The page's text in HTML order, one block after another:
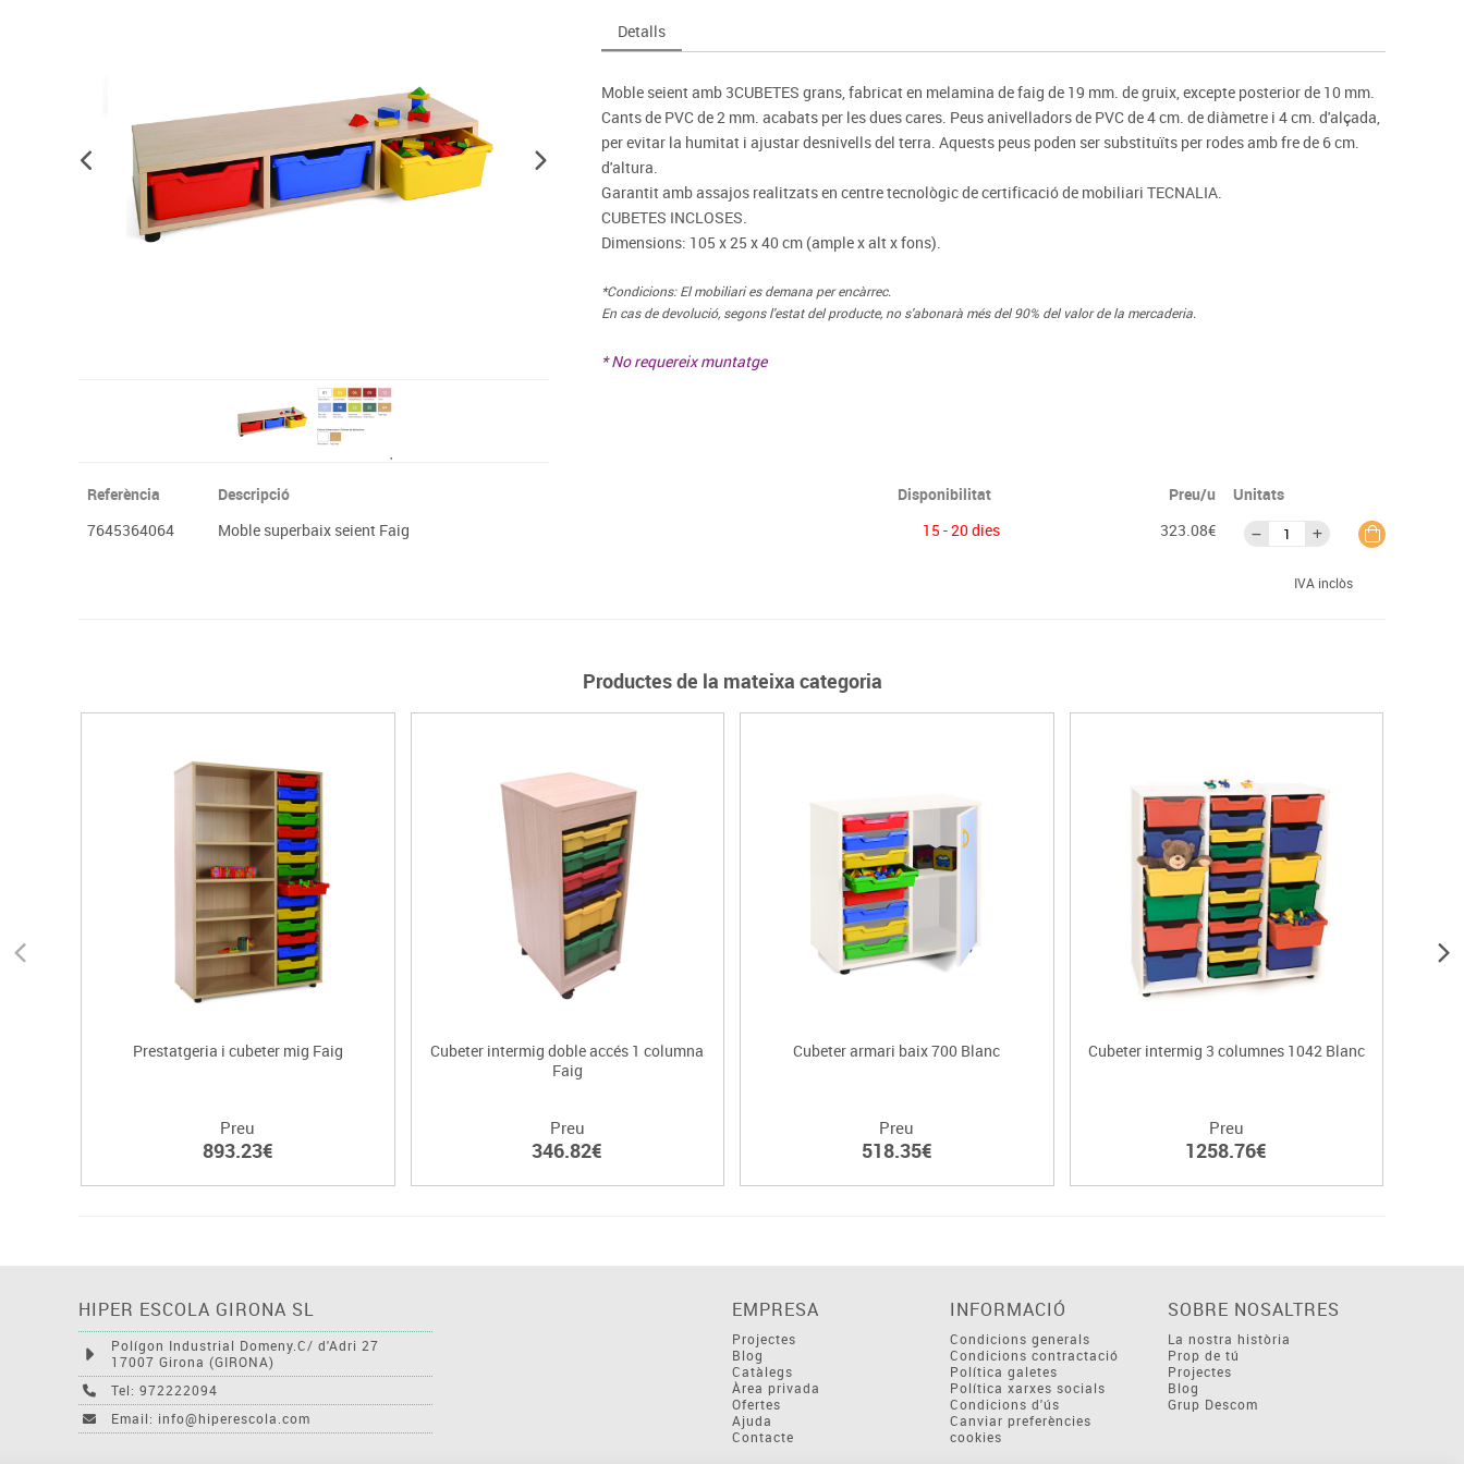
Dibuix tècnic i artístic
Material escolar
Jocs simbòlics
Videoprojecció
Taules escolars, abatibles i polivalents
Penjadors, prestatges i taquilles
Cadires, bancs i tamborets
Entrenament
Foam
Esports raqueta
Gimnàstica rítmica
Detalls
Moble seient amb 3CUBETES grans, fabricat en melamina de faig de 19 mm. de gruix, excepte posterior de 10 mm.
Cants de PVC de 2 mm. acabats per les dues cares. Peus anivelladors de PVC de 4 cm. de diàmetre i 4 cm. d'alçada,
per evitar la humitat i ajustar desnivells del terra. Aquests peus poden ser substituïts per rodes amb fre de 6 cm.
d'altura.
Garantit amb assajos realitzats en centre tecnològic de certificació de mobiliari TECNALIA.
CUBETES INCLOSES.
Dimensions: 105 x 25 x 40 cm (ample x alt x fons).
*Condicions: El mobiliari es demana per encàrrec.
En cas de devolució, segons l'estat del producte, no s'abonarà més del 90% del valor de la mercaderia.
* No requereix muntatge
Referència Descripció Disponibilitat Preu/u
Unitats
7645364064
Moble superbaix seient Faig 15 - 20 dies 323.08€
IVA inclòs
Productes de la mateixa categoria
Prestatgeria i cubeter mig Faig
Preu
893.23€
Cubeter intermig doble accés 1 columna
Faig
Preu
346.82€
Cubeter armari baix 700 Blanc
Preu
518.35€
Cubeter intermig 3 columnes 1042 Blanc
Preu
1258.76€
HIPER ESCOLA GIRONA SL
Polígon Industrial Domeny.C/ d'Adri 27
17007 Girona (GIRONA)
Tel: 972222094
Email: info@hiperescola.com
EMPRESA
Projectes
Blog
Catàlegs
Àrea privada
Ofertes
Ajuda
Contacte
INFORMACIÓ
Condicions generals
Condicions contractació
Política galetes
Política xarxes socials
Condicions d'ús
Canviar preferències
cookies
SOBRE NOSALTRES
La nostra història
Prop de tú
Projectes
Blog
Grup Descom